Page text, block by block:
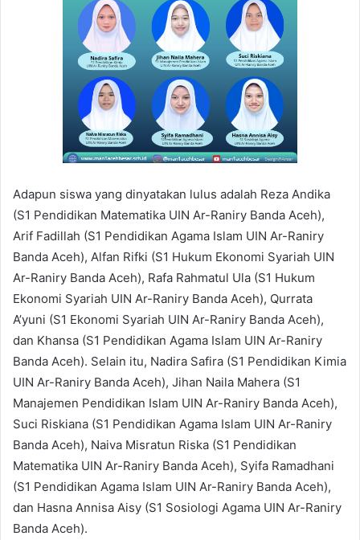
Adapun siswa yang dinyatakan lulus adalah Reza Andika
(S1 Pendidikan Matematika UIN Ar-Raniry Banda Aceh),
Arif Fadillah (S1 Pendidikan Agama Islam UIN Ar-Raniry
Banda Aceh), Alfan Rifki (S1 Hukum Ekonomi Syariah UIN
Ar-Raniry Banda Aceh), Rafa Rahmatul Ula (S1 Hukum
Ekonomi Syariah UIN Ar-Raniry Banda Aceh), Qurrata
A’yuni (S1 Ekonomi Syariah UIN Ar-Raniry Banda Aceh),
dan Khansa (S1 Pendidikan Agama Islam UIN Ar-Raniry
Banda Aceh). Selain itu, Nadira Safira (S1 Pendidikan Kimia
UIN Ar-Raniry Banda Aceh), Jihan Naila Mahera (S1
Manajemen Pendidikan Islam UIN Ar-Raniry Banda Aceh),
Suci Riskiana (S1 Pendidikan Agama Islam UIN Ar-Raniry
Banda Aceh), Naiva Misratun Riska (S1 Pendidikan
Matematika UIN Ar-Raniry Banda Aceh), Syifa Ramadhani
(S1 Pendidikan Agama Islam UIN Ar-Raniry Banda Aceh),
dan Hasna Annisa Aisy (S1 Sosiologi Agama UIN Ar-Raniry
Banda Aceh).